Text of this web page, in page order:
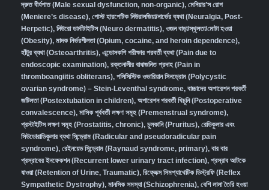
দ্রুত বীর্যপাত (Male sexual dysfunction, non-organic), মেনিয়ার’স রোগ
(Meniere’s disease), পোস্ট হারপেটিক নিউরালজিয়া/নার্ভের ব্যথা (Neuralgia, Post-
Herpetic), নিউরো ডার্মাটাইটিস (Neuro dermatitis), ওজন বাড়া/স্থূলতা/মোটা হওয়া
(Obesity), মাদক নির্ভরশীলতা (Opium, cocaine, and heroin dependence),
হাঁটুর ব্যথা (Osteoarthritis), এন্ডোসকপি পরীক্ষার পরবর্তী ব্যথা (Pain due to
endoscopic examination), রক্তনালীর বাধাজনিত প্রদাহ (Pain in
thromboangiitis obliterans), পলিসিস্টিক ওভারিয়ান সিনড্রোম (Polycystic
ovarian syndrome) – Stein-Leventhal syndrome, বাচ্চাদের অপারেশন পরবর্তী
জটিলতা (Postextubation in children), অপারেশন পরবর্তী খিচুনি (Postoperative
convalescence), মাসিক পূর্ববর্তী লক্ষণ সমূহ (Premenstrual syndrome),
প্রস্টাইটিস লক্ষণ সমূহ (Prostatitis, chronic), চুলকানি (Pruritus), রেডিকুলার এবং
সিউডোরাডিকুলার ব্যথা সিন্ড্রোম (Radicular and pseudoradicular pain
syndrome), রেইনয়েড সিন্ড্রোম (Raynaud syndrome, primary), বার বার
প্রস্রাবের ইনফেকশন (Recurrent lower urinary tract infection), প্রস্রাব আটকে
যাওয়া (Retention of Urine, Traumatic), রিফ্লেক্স সিমপ্যাথেটিক ডিস্ট্রফি (Reflex
Sympathetic Dystrophy), মানসিক সমস্যা (Schizophrenia), বেশি লালা তৈরি হওয়া